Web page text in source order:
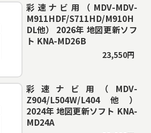
彩速ナビ用（MDV-MDV-
M911HDF/S711HD/M910H
DL他） 2026年 地図更新ソフ
ト KNA-MD26B
23,550円
彩速ナビ用（MDV-
Z904/L504W/L404他）
2024年 地図更新ソフト KNA-
MD24A